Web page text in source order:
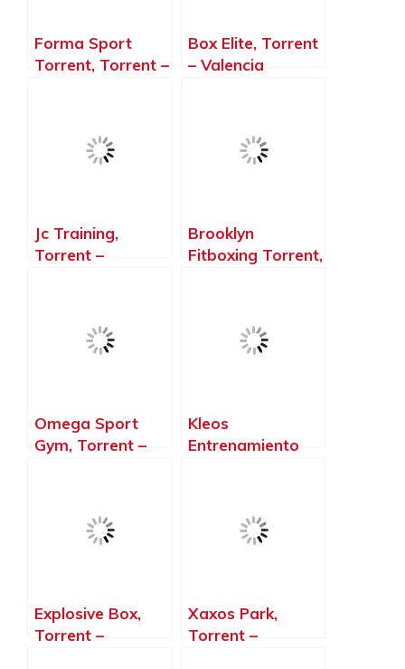
Forma Sport
Torrent, Torrent –
Box Elite, Torrent
– Valencia
Jc Training,
Torrent –
Brooklyn
Fitboxing Torrent,
Omega Sport
Gym, Torrent –
Kleos
Entrenamiento
Explosive Box,
Torrent –
Xaxos Park,
Torrent –